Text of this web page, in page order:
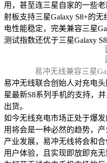
用，甚至连三星自家的一些
射板支持三星Galaxy S8+的
电性能稳定，完美兼容三星
测试指数还优于三星Galaxy
易冲无线兼容三星
易冲无线联合创始人对充电
星最新S8系列手机的支持，
出货。
如今无线充电市场正处于爆
用将会是一种必然的趋势，
产业发展，易冲无线将会和
用户体验，且实现即放即充